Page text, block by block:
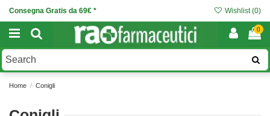
Consegna Gratis da 69€ * Wishlist (0)
0
Home Conigli